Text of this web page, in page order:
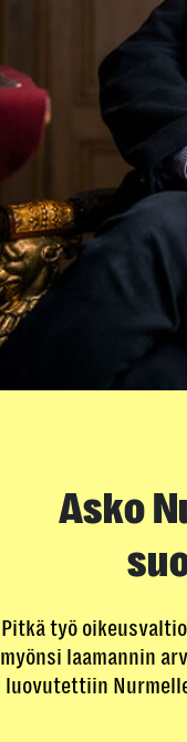
Asko
Pitkä työ
myönsi laamannin
luovutettiin